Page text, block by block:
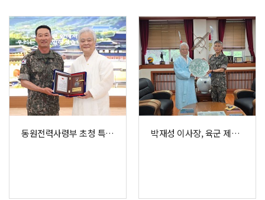
동원전력사령부 초청 특강 및 감사패 수여 박재성 이사장, 육군 제6보병사단 방문 및 훈민정음경필쓰기 사범 합격증 수여